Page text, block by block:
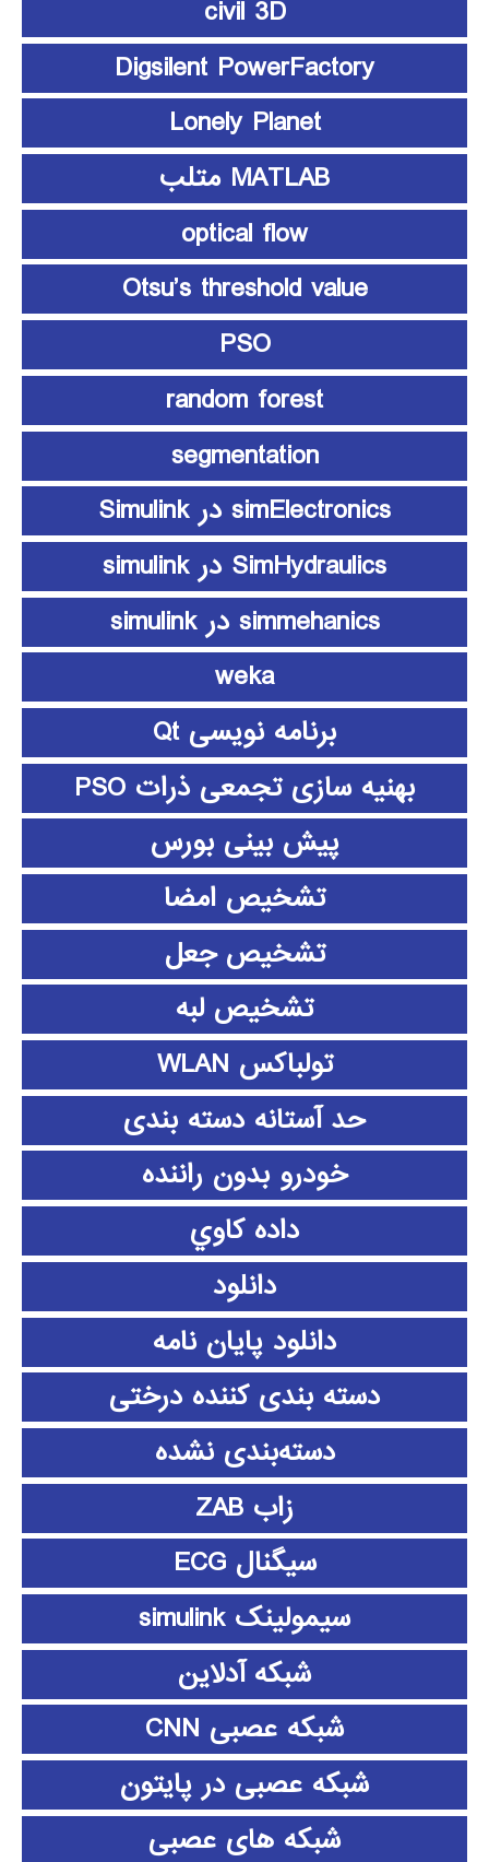
civil 3D
Digsilent PowerFactory
Lonely Planet
MATLAB متلب
optical flow
Otsu’s threshold value
PSO
random forest
segmentation
simElectronics در Simulink
SimHydraulics در simulink
simmehanics در simulink
weka
برنامه نویسی Qt
بهنیه سازی تجمعی ذرات PSO
پیش بینی بورس
تشخیص امضا
تشخیص جعل
تشخیص لبه
تولباکس WLAN
حد آستانه دسته بندی
خودرو بدون راننده
داده كاوي
دانلود
دانلود پايان نامه
دسته بندی کننده درختی
دسته‌بندی نشده
زاب ZAB
سیگنال ECG
سیمولینک simulink
شبکه آدلاین
شبکه عصبی CNN
شبکه عصبی در پایتون
شبکه های عصبی